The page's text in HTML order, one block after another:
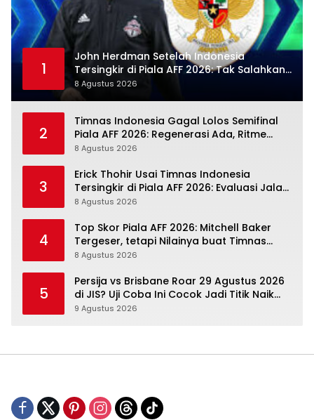
1
John Herdman Setelah Indonesia
Tersingkir di Piala AFF 2026: Tak Salahkan
Wasit, Mitchell Baker Tetap Jadi Modal
8 Agustus 2026
2
Timnas Indonesia Gagal Lolos Semifinal
Piala AFF 2026: Regenerasi Ada, Ritme
Kompetisi Masih Harus Mengejar
8 Agustus 2026
3
Erick Thohir Usai Timnas Indonesia
Tersingkir di Piala AFF 2026: Evaluasi Jalan,
Agenda Berikutnya Sudah Dekat
8 Agustus 2026
4
Top Skor Piala AFF 2026: Mitchell Baker
Tergeser, tetapi Nilainya buat Timnas
Indonesia Justru Naik
8 Agustus 2026
5
Persija vs Brisbane Roar 29 Agustus 2026
di JIS? Uji Coba Ini Cocok Jadi Titik Naik
Macan Kemayoran
9 Agustus 2026